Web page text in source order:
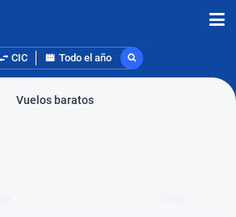
CIC Todo el año
Vuelos baratos